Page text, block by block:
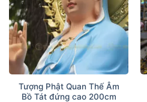
Tượng Phật Quan Thế Âm
Bồ Tát đứng cao 200cm